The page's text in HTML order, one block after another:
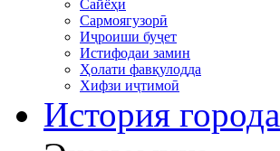
Сайёҳӣ
Сармоягузорӣ
Иҷроиши буҷет
Истифодаи замин
Ҳолати фавқулодда
Хифзи иҷтимоӣ
История города